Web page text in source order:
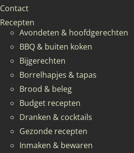
Contact
Recepten
Avondeten & hoofdgerechten
BBQ & buiten koken
Bijgerechten
Borrelhapjes & tapas
Brood & beleg
Budget recepten
Dranken & cocktails
Gezonde recepten
Inmaken & bewaren